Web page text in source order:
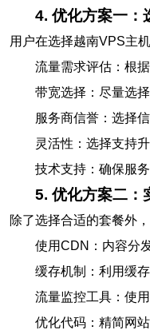
4. 优化方案一：
用户在选择越南VPS主
流量需求评估：根
带宽选择：尽量选
服务商信誉：选择
灵活性：选择支持
技术支持：确保服
5. 优化方案二：
除了选择合适的套餐外
使用CDN：内容分
缓存机制：利用缓
流量监控工具：使
优化代码：精简网